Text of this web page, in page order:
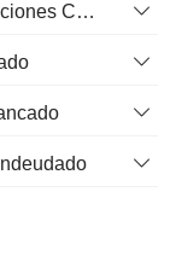
Margen Neto Disponible para las Acciones Comunes %